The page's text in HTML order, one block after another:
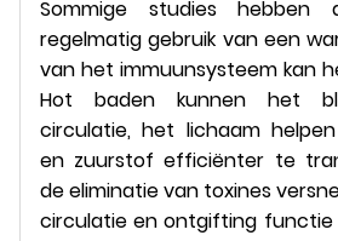
Sommige studies hebben
regelmatig gebruik van een
van het immuunsysteem kan
Hot baden kunnen het
circulatie, het lichaam
en zuurstof efficiënter te
de eliminatie van toxines
circulatie en ontgifting functie